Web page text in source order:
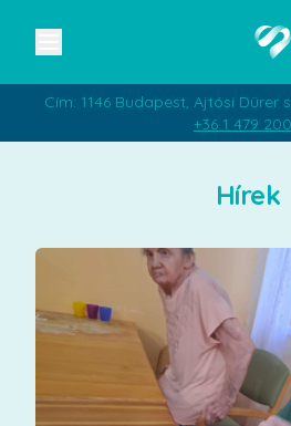
Cím: 1146 Budapest, Ajtósi Dürer
+36 1 479
Hírek